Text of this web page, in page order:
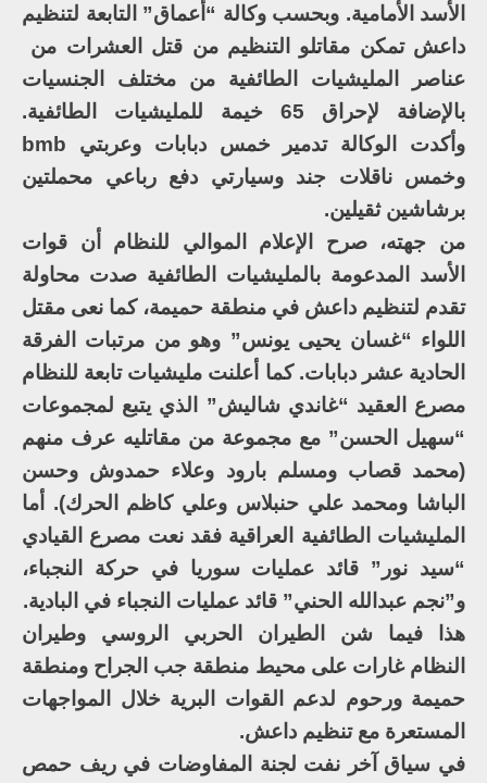
الأسد الأمامية. وبحسب وكالة “أعماق” التابعة لتنظيم
داعش تمكن مقاتلو التنظيم من قتل العشرات من
عناصر المليشيات الطائفية من مختلف الجنسيات
بالإضافة لإحراق 65 خيمة للمليشيات الطائفية.
وأكدت الوكالة تدمير خمس دبابات وعربتي bmb
وخمس ناقلات جند وسيارتي دفع رباعي محملتين
برشاشين ثقيلين.
من جهته، صرح الإعلام الموالي للنظام أن قوات
الأسد المدعومة بالمليشيات الطائفية صدت محاولة
تقدم لتنظيم داعش في منطقة حميمة، كما نعى مقتل
اللواء “غسان يحيى يونس” وهو من مرتبات الفرقة
الحادية عشر دبابات. كما أعلنت مليشيات تابعة للنظام
مصرع العقيد “غاندي شاليش” الذي يتبع لمجموعات
“سهيل الحسن” مع مجموعة من مقاتليه عرف منهم
(محمد قصاب ومسلم بارود وعلاء حمدوش وحسن
الباشا ومحمد علي حنبلاس وعلي كاظم الحرك). أما
المليشيات الطائفية العراقية فقد نعت مصرع القيادي
“سيد نور” قائد عمليات سوريا في حركة النجباء،
و”نجم عبدالله الحني” قائد عمليات النجباء في البادية.
هذا فيما شن الطيران الحربي الروسي وطيران
النظام غارات على محيط منطقة جب الجراح ومنطقة
حميمة ورحوم لدعم القوات البرية خلال المواجهات
المستعرة مع تنظيم داعش.
في سياق آخر نفت لجنة المفاوضات في ريف حمص